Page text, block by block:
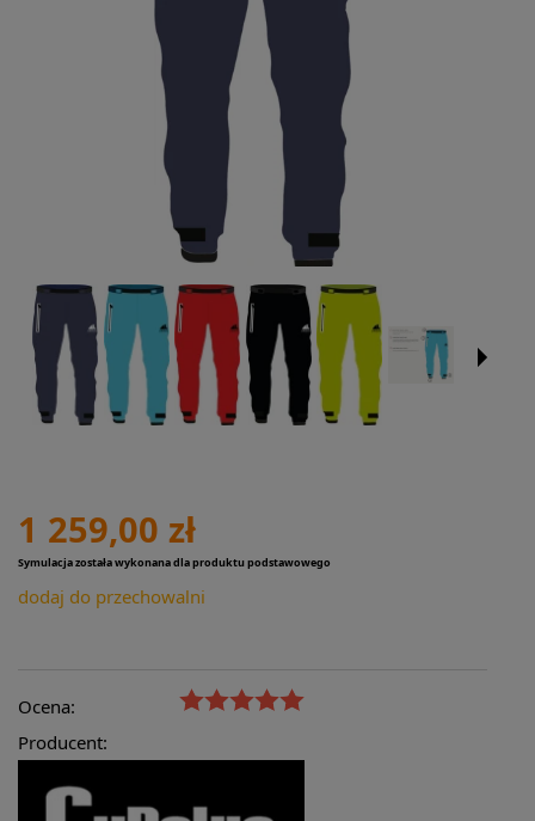
1 259,00 zł
Symulacja została wykonana dla produktu podstawowego
dodaj do przechowalni
Ocena:
Producent: